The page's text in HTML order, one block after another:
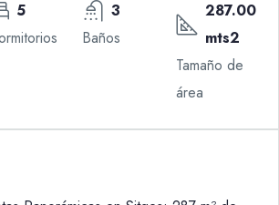
5
3
Baños
287.00
mts2
Tamaño de
área